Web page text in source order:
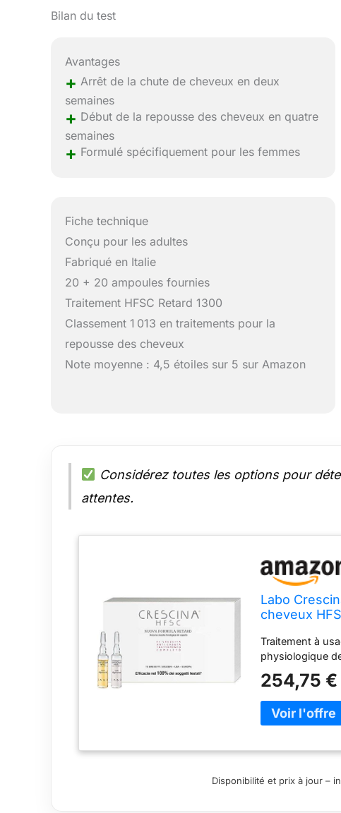
Bilan du test
Avantages
+ Arrêt de la chute de cheveux en deux
semaines
+ Début de la repousse des cheveux en quatre
semaines
+ Formulé spécifiquement pour les femmes
Fiche technique
Conçu pour les adultes
Fabriqué en Italie
20 + 20 ampoules fournies
Traitement HFSC Retard 1300
Classement 1 013 en traitements pour la
repousse des cheveux
Note moyenne : 4,5 étoiles sur 5 sur Amazon
Considérez toutes les options pour
attentes.
Labo
cheveux
Traitement à
physiologique
254,75 €
Disponibilité et prix à jour –